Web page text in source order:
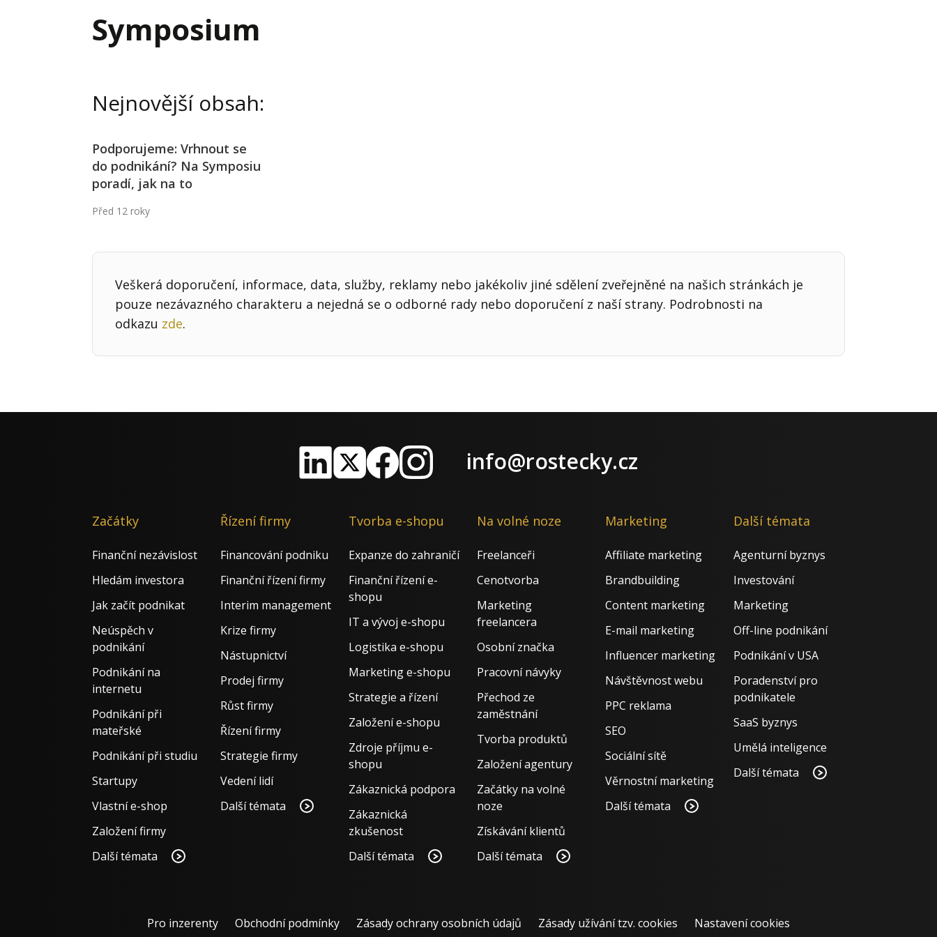
Interim management
Krizové řízení firmy
Symposium
Nejnovější obsah:
Podporujeme: Vrhnout se
do podnikání? Na Symposiu
poradí, jak na to
Před 12 roky
Veškerá doporučení, informace, data, služby, reklamy nebo jakékoliv jiné sdělení zveřejněné na našich stránkách je
pouze nezávazného charakteru a nejedná se o odborné rady nebo doporučení z naší strany. Podrobnosti na
odkazu zde.
info@rostecky.cz
Začátky
Finanční nezávislost
Hledám investora
Jak začít podnikat
Neúspěch v
podnikání
Podnikání na
internetu
Podnikání při
mateřské
Podnikání při studiu
Startupy
Vlastní e-shop
Založení firmy
Další témata
Řízení firmy
Financování podniku
Finanční řízení firmy
Interim management
Krize firmy
Nástupnictví
Prodej firmy
Růst firmy
Řízení firmy
Strategie firmy
Vedení lidí
Další témata
Tvorba e-shopu
Expanze do zahraničí
Finanční řízení e-
shopu
IT a vývoj e-shopu
Logistika e-shopu
Marketing e-shopu
Strategie a řízení
Založení e-shopu
Zdroje příjmu e-
shopu
Zákaznická podpora
Zákaznická
zkušenost
Další témata
Na volné noze
Freelanceři
Cenotvorba
Marketing
freelancera
Osobní značka
Pracovní návyky
Přechod ze
zaměstnání
Tvorba produktů
Založení agentury
Začátky na volné
noze
Získávání klientů
Další témata
Marketing
Affiliate marketing
Brandbuilding
Content marketing
E-mail marketing
Influencer marketing
Návštěvnost webu
PPC reklama
SEO
Sociální sítě
Věrnostní marketing
Další témata
Další témata
Agenturní byznys
Investování
Marketing
Off-line podnikání
Podnikání v USA
Poradenství pro
podnikatele
SaaS byznys
Umělá inteligence
Další témata
Pro inzerenty Obchodní podmínky Zásady ochrany osobních údajů Zásady užívání tzv. cookies Nastavení cookies